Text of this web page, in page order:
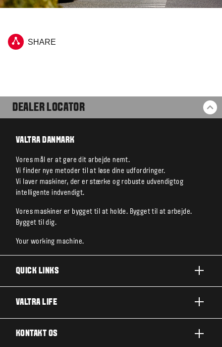
SHARE
DEALER LOCATOR
VALTRA DANMARK
Vores mål er at gøre dit arbejde nemt.
Vi finder nye metoder til at løse dine udfordringer.
Vi laver maskiner, der er stærke og robuste udvendigtog
intelligente indvendigt.
Vores maskiner er bygget til at holde. Bygget til at arbejde.
Bygget til dig.
Your working machine.
QUICK LINKS
TEKNOLOGILØSNINGER
VALTRA LIFE
KONTAKT OS